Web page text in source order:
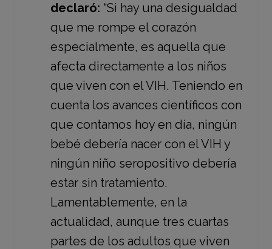
declaró: “Si hay una desigualdad
que me rompe el corazón
especialmente, es aquella que
afecta directamente a los niños
que viven con el VIH. Teniendo en
cuenta los avances científicos con
que contamos hoy en día, ningún
bebé debería nacer con el VIH y
ningún niño seropositivo debería
estar sin tratamiento.
Lamentablemente, en la
actualidad, aunque tres cuartas
partes de los adultos que viven